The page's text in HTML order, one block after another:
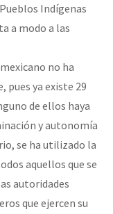
Indígenas
a modo a las
no ha
pues ya existe 29
de ellos haya
y autonomía
se ha utilizado la
aquellos que se
autoridades
que ejercen su